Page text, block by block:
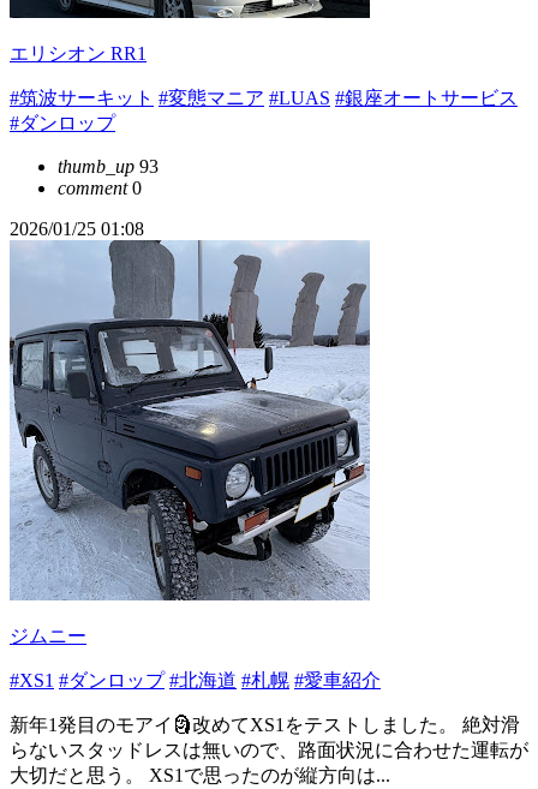
エリシオン RR1
#筑波サーキット #変態マニア #LUAS #銀座オートサービス
#ダンロップ
thumb_up 93
comment0
2026/01/25 01:08
ジムニー
#XS1 #ダンロップ #北海道 #札幌 #愛車紹介
新年1発目のモアイ🗿改めてXS1をテストしました。 絶対滑
らないスタッドレスは無いので、路面状況に合わせた運転が
大切だと思う。 XS1で思ったのが縦方向は...